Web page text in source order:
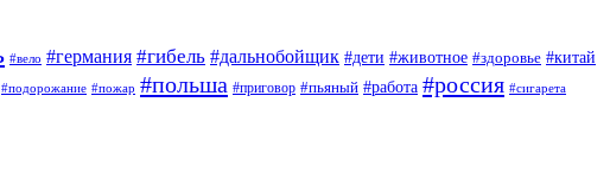
#вело #германия #гибель #дальнобойщик #дети #животное #здоровье #китай
#подорожание #пожар #польша #приговор #пьяный #работа #россия #сигарета